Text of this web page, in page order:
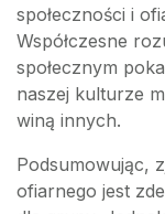
społeczności i
Współczesne
społecznym
naszej kulturze
winą innych.
Podsumowując,
ofiarnego jest